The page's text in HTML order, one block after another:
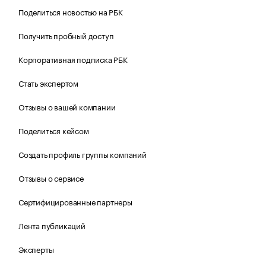
Поделиться новостью на РБК
Получить пробный доступ
Корпоративная подписка РБК
Стать экспертом
Отзывы о вашей компании
Поделиться кейсом
Создать профиль группы компаний
Отзывы о сервисе
Сертифицированные партнеры
Лента публикаций
Эксперты